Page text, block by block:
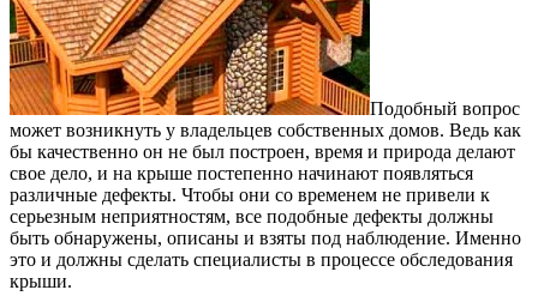
Подобный вопрос
может возникнуть у владельцев собственных домов. Ведь как
бы качественно он не был построен, время и природа делают
свое дело, и на крыше постепенно начинают появляться
различные дефекты. Чтобы они со временем не привели к
серьезным неприятностям, все подобные дефекты должны
быть обнаружены, описаны и взяты под наблюдение. Именно
это и должны сделать специалисты в процессе обследования
крыши.